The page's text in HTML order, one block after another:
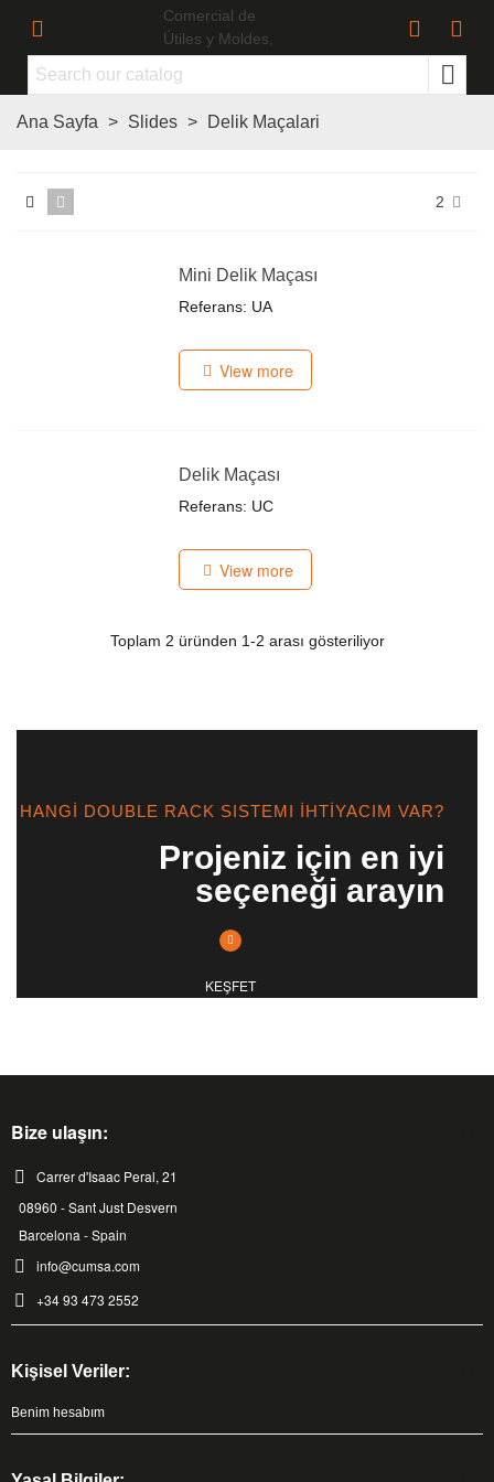
Ana Sayfa > Slides > Delik Maçalari
2
Mini Delik Maçası
Referans: UA
View more
Delik Maçası
Referans: UC
View more
Toplam 2 üründen 1-2 arası gösteriliyor
HANGİ DOUBLE RACK SISTEMI İHTİYACIM VAR?
Projeniz için en iyi
seçeneği arayın
KEŞFET
Bize ulaşın:
Carrer d'Isaac Peral, 21
08960 - Sant Just Desvern
Barcelona - Spain
info@cumsa.com
+34 93 473 2552
Kişisel Veriler:
Benim hesabım